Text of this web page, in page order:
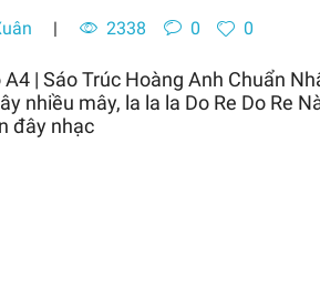
2338 0 0
| Sáo Trúc Hoàng Anh Chuẩn
nhiều mây, la la la Do Re Do Re
đây nhạc